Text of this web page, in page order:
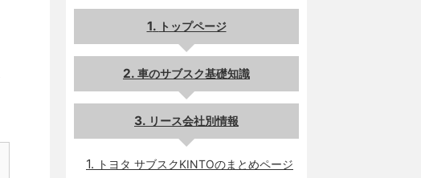
トップページ
車のサブスク基礎知識
リース会社別情報
トヨタ サブスクKINTOのまとめページ